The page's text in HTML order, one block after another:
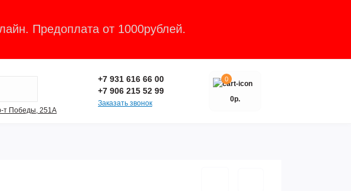
Предоплата от 1000рублей.
т Победы, 251А
+7 931 616 66 00
+7 906 215 52 99
Заказать звонок
0
0р.